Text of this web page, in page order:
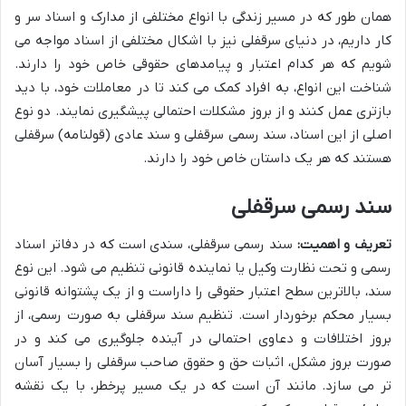
همان طور که در مسیر زندگی با انواع مختلفی از مدارک و اسناد سر و
کار داریم، در دنیای سرقفلی نیز با اشکال مختلفی از اسناد مواجه می
شویم که هر کدام اعتبار و پیامدهای حقوقی خاص خود را دارند.
شناخت این انواع، به افراد کمک می کند تا در معاملات خود، با دید
بازتری عمل کنند و از بروز مشکلات احتمالی پیشگیری نمایند. دو نوع
اصلی از این اسناد، سند رسمی سرقفلی و سند عادی (قولنامه) سرقفلی
هستند که هر یک داستان خاص خود را دارند.
سند رسمی سرقفلی
تعریف و اهمیت: سند رسمی سرقفلی، سندی است که در دفاتر اسناد
رسمی و تحت نظارت وکیل یا نماینده قانونی تنظیم می شود. این نوع
سند، بالاترین سطح اعتبار حقوقی را داراست و از یک پشتوانه قانونی
بسیار محکم برخوردار است. تنظیم سند سرقفلی به صورت رسمی، از
بروز اختلافات و دعاوی احتمالی در آینده جلوگیری می کند و در
صورت بروز مشکل، اثبات حق و حقوق صاحب سرقفلی را بسیار آسان
تر می سازد. مانند آن است که در یک مسیر پرخطر، با یک نقشه